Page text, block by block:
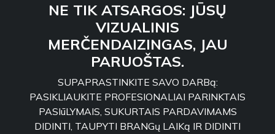
NE TIK ATSARGOS: JŪSŲ
VIZUALINIS
MERČENDAIZINGAS, JAU
PARUOŠTAS.
SUPAPRASTINKITE SAVO DARBą:
PASIKLIAUKITE PROFESIONALIAI PARINKTAIS
PASIūLYMAIS, SUKURTAIS PARDAVIMAMS
DIDINTI, TAUPYTI BRANGų LAIKą IR DIDINTI